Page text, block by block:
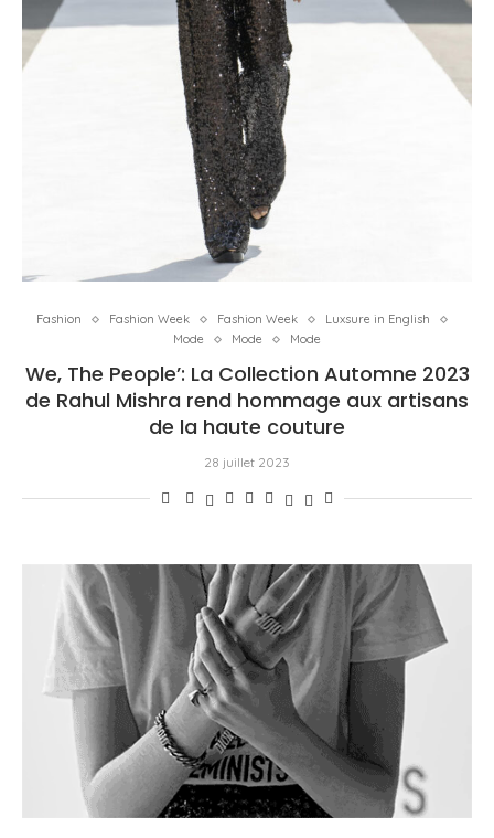
Fashion Fashion Week Fashion Week
Luxsure in English
Mode
Mode Mode
We, The People’: La Collection Automne 2023
de Rahul Mishra rend hommage aux artisans
de la haute couture
28 juillet 2023